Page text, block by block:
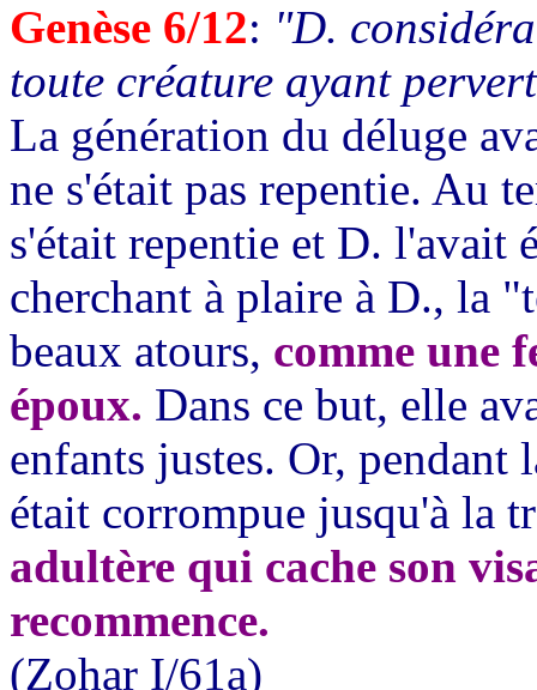
Genèse 6/12: "D.
toute créature ayant
La génération du déluge
ne s'était pas repentie. Au
s'était repentie et D. l'avait
cherchant à plaire à D., la
beaux atours, comme une
époux. Dans ce but, elle
enfants justes. Or,
était corrompue jusqu'à la
adultère qui cache son
recommence.
(Zohar I/61a)